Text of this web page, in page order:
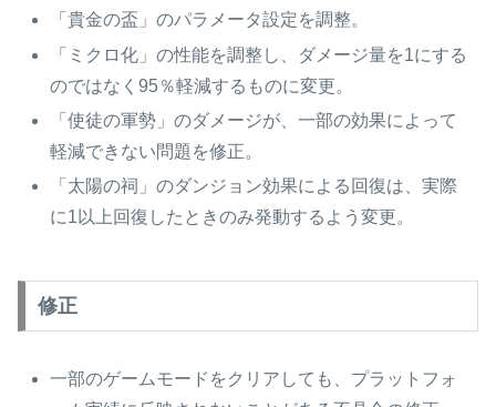
「貴金の盃」のパラメータ設定を調整。
「ミクロ化」の性能を調整し、ダメージ量を1にする
のではなく95％軽減するものに変更。
「使徒の軍勢」のダメージが、一部の効果によって
軽減できない問題を修正。
「太陽の祠」のダンジョン効果による回復は、実際
に1以上回復したときのみ発動するよう変更。
修正
一部のゲームモードをクリアしても、プラットフォ